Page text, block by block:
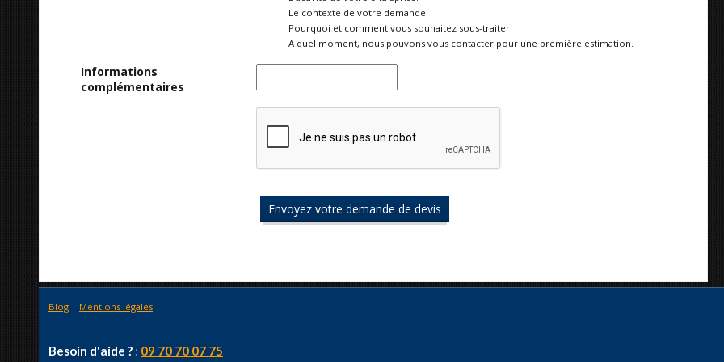
Le contexte de votre demande.
Pourquoi et comment vous souhaitez sous-traiter.
A quel moment, nous pouvons vous contacter pour une première estimation.
Informations
complémentaires
Blog | Mentions légales
Besoin d'aide ? : 09 70 70 07 75